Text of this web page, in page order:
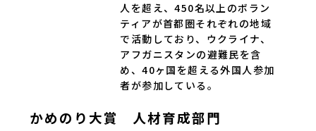
人を超え、450名以上のボラン
ティアが首都圏それぞれの地域
で活動しており、ウクライナ、
アフガニスタンの避難民を含
め、40ヶ国を超える外国人参加
者が参加している。
かめのり大賞 人材育成部門